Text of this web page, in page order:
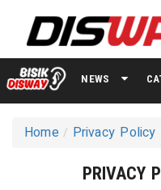
NEWS
Home Privacy Policy
PRIVACY